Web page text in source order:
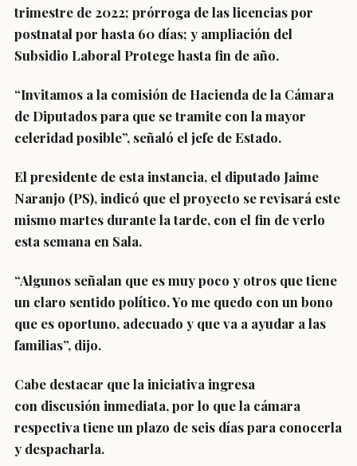
trimestre de 2022; prórroga de las licencias por
postnatal por hasta 60 días; y ampliación del
Subsidio Laboral Protege hasta fin de año.
“Invitamos a la comisión de Hacienda de la Cámara
de Diputados para que se tramite con la mayor
celeridad posible”, señaló el jefe de Estado.
El presidente de esta instancia, el diputado Jaime
Naranjo (PS), indicó que el proyecto se revisará este
mismo martes durante la tarde, con el fin de verlo
esta semana en Sala.
“Algunos señalan que es muy poco y otros que tiene
un claro sentido político. Yo me quedo con un bono
que es oportuno, adecuado y que va a ayudar a las
familias”, dijo.
Cabe destacar que la iniciativa ingresa
con discusión inmediata, por lo que la cámara
respectiva tiene un plazo de seis días para conocerla
y despacharla.